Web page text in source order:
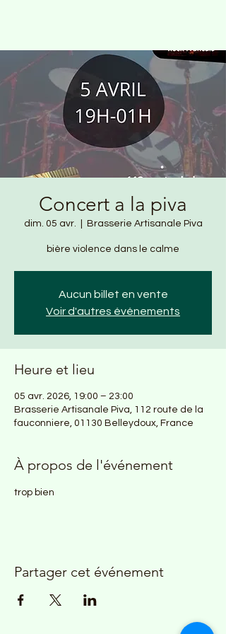
Concert a la piva
dim. 05 avr. Brasserie Artisanale Piva
bière violence dans le calme
Aucun billet en vente
Voir d'autres événements
Heure et lieu
05 avr. 2026, 19:00 – 23:00
Brasserie Artisanale Piva, 112 route de la
fauconniere, 01130 Belleydoux, France
À propos de l'événement
trop bien
Partager cet événement